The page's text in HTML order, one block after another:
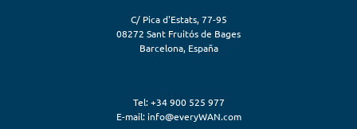
C/ Pica d'Estats, 77-95
08272 Sant Fruitós de Bages
Barcelona, España
Tel: +34 900 525 977
E-mail: info@everyWAN.com